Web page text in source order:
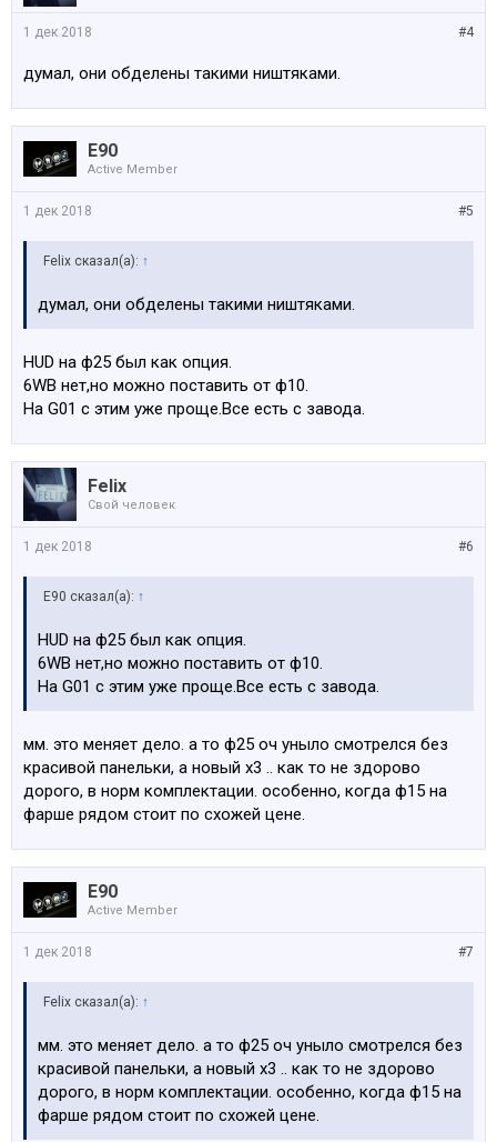
#4
1 дек 2018
думал, они обделены такими ништяками.
E90
Active Member
#5
1 дек 2018
Felix сказал(а): ↑
думал, они обделены такими ништяками.
HUD на ф25 был как опция.
6WB нет,но можно поставить от ф10.
На G01 с этим уже проще.Все есть с завода.
Felix
Свой человек
#6
1 дек 2018
E90 сказал(а): ↑
HUD на ф25 был как опция.
6WB нет,но можно поставить от ф10.
На G01 с этим уже проще.Все есть с завода.
мм. это меняет дело. а то ф25 оч уныло смотрелся без
красивой панельки, а новый х3 .. как то не здорово
дорого, в норм комплектации. особенно, когда ф15 на
фарше рядом стоит по схожей цене.
E90
Active Member
#7
1 дек 2018
Felix сказал(а): ↑
мм. это меняет дело. а то ф25 оч уныло смотрелся без
красивой панельки, а новый х3 .. как то не здорово
дорого, в норм комплектации. особенно, когда ф15 на
фарше рядом стоит по схожей цене.